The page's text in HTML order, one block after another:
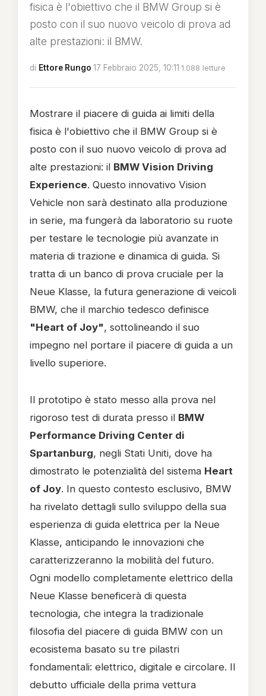
fisica è l'obiettivo che il BMW Group si è
posto con il suo nuovo veicolo di prova ad
alte prestazioni: il BMW.
di Ettore Rungo·17 Febbraio 2025, 10:11·1.088 letture
Mostrare il piacere di guida ai limiti della
fisica è l'obiettivo che il BMW Group si è
posto con il suo nuovo veicolo di prova ad
alte prestazioni: il BMW Vision Driving
Experience. Questo innovativo Vision
Vehicle non sarà destinato alla produzione
in serie, ma fungerà da laboratorio su ruote
per testare le tecnologie più avanzate in
materia di trazione e dinamica di guida. Si
tratta di un banco di prova cruciale per la
Neue Klasse, la futura generazione di veicoli
BMW, che il marchio tedesco definisce
"Heart of Joy", sottolineando il suo
impegno nel portare il piacere di guida a un
livello superiore.
Il prototipo è stato messo alla prova nel
rigoroso test di durata presso il BMW
Performance Driving Center di
Spartanburg, negli Stati Uniti, dove ha
dimostrato le potenzialità del sistema Heart
of Joy. In questo contesto esclusivo, BMW
ha rivelato dettagli sullo sviluppo della sua
esperienza di guida elettrica per la Neue
Klasse, anticipando le innovazioni che
caratterizzeranno la mobilità del futuro.
Ogni modello completamente elettrico della
Neue Klasse beneficerà di questa
tecnologia, che integra la tradizionale
filosofia del piacere di guida BMW con un
ecosistema basato su tre pilastri
fondamentali: elettrico, digitale e circolare. Il
debutto ufficiale della prima vettura